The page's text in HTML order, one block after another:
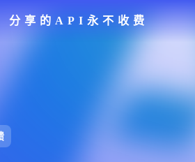
分享的API永不收费